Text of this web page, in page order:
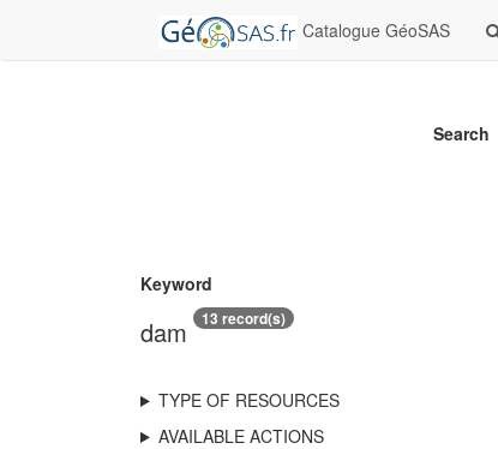
Catalogue GéoSAS
Search
Keyword
dam 13 record(s)
TYPE OF RESOURCES
AVAILABLE ACTIONS